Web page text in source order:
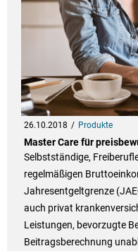
26.10.2018 Produkte
Master Care für
Selbstständige,
regelmäßigen
Jahresentgeltgrenze
auch privat
Leistungen, bevorzugte
Beitragsberechnung